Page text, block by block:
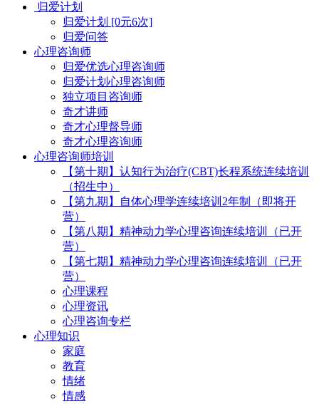
归爱计划
归爱计划 [0元6次]
归爱问答
心理咨询师
归爱优选心理咨询师
归爱计划心理咨询师
独立项目咨询师
奇才讲师
奇才心理督导师
奇才心理咨询师
心理咨询师培训
【第十期】认知行为治疗(CBT)长程系统连续培训
（招生中）
【第九期】自体心理学连续培训2年制（即将开
营）
【第八期】精神动力学心理咨询连续培训（已开
营）
【第七期】精神动力学心理咨询连续培训（已开
营）
心理课程
心理资讯
心理咨询专栏
心理知识
家庭
教育
情绪
情感